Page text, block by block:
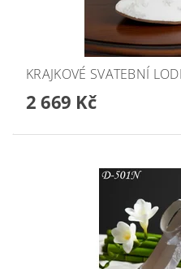
KRAJKOVÉ SVATEBNÍ
2 669 Kč